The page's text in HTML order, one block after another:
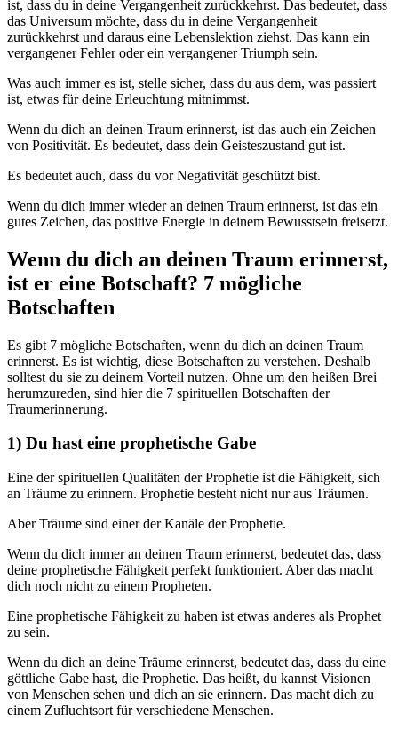
ist, dass du in deine Vergangenheit zurückkehrst. Das bedeutet, dass
das Universum möchte, dass du in deine Vergangenheit
zurückkehrst und daraus eine Lebenslektion ziehst. Das kann ein
vergangener Fehler oder ein vergangener Triumph sein.
Was auch immer es ist, stelle sicher, dass du aus dem, was passiert
ist, etwas für deine Erleuchtung mitnimmst.
Wenn du dich an deinen Traum erinnerst, ist das auch ein Zeichen
von Positivität. Es bedeutet, dass dein Geisteszustand gut ist.
Es bedeutet auch, dass du vor Negativität geschützt bist.
Wenn du dich immer wieder an deinen Traum erinnerst, ist das ein
gutes Zeichen, das positive Energie in deinem Bewusstsein freisetzt.
Wenn du dich an deinen Traum erinnerst,
ist er eine Botschaft? 7 mögliche
Botschaften
Es gibt 7 mögliche Botschaften, wenn du dich an deinen Traum
erinnerst. Es ist wichtig, diese Botschaften zu verstehen. Deshalb
solltest du sie zu deinem Vorteil nutzen. Ohne um den heißen Brei
herumzureden, sind hier die 7 spirituellen Botschaften der
Traumerinnerung.
1) Du hast eine prophetische Gabe
Eine der spirituellen Qualitäten der Prophetie ist die Fähigkeit, sich
an Träume zu erinnern. Prophetie besteht nicht nur aus Träumen.
Aber Träume sind einer der Kanäle der Prophetie.
Wenn du dich immer an deinen Traum erinnerst, bedeutet das, dass
deine prophetische Fähigkeit perfekt funktioniert. Aber das macht
dich noch nicht zu einem Propheten.
Eine prophetische Fähigkeit zu haben ist etwas anderes als Prophet
zu sein.
Wenn du dich an deine Träume erinnerst, bedeutet das, dass du eine
göttliche Gabe hast, die Prophetie. Das heißt, du kannst Visionen
von Menschen sehen und dich an sie erinnern. Das macht dich zu
einem Zufluchtsort für verschiedene Menschen.